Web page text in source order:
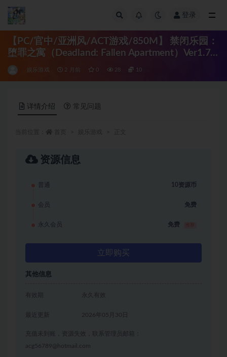
登录
【PC/官中/亚洲风/ACT游戏/850M】 禁闭乐园：
堕罪之寓（Deadland: Fallen Apartment）Ver1.7
官中步兵版+存档+亚洲风ACT游戏+850M
娱乐游戏 2 月前 0 28 10
详情介绍 常见问题
资源信息
普通 10资源币
会员 免费
永久会员 免费
立即购买
其他信息
有效期 永久有效
2026年05月30日
充值未到账，资源失效，联系管理员邮箱：
acg56789@hotmail.com